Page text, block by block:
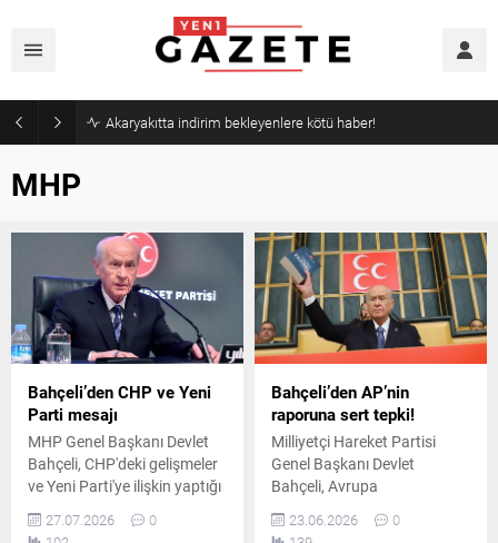
Akaryakıtta indirim bekleyenlere kötü haber!
MHP
Bahçeli’den CHP ve Yeni
Parti mesajı
MHP Genel Başkanı Devlet
Bahçeli, CHP'deki gelişmeler
ve Yeni Parti'ye ilişkin yaptığı
toplumsal huzuru
27.07.2026
0
Bahçeli’den AP’nin
raporuna sert tepki!
Milliyetçi Hareket Partisi
Genel Başkanı Devlet
Bahçeli, Avrupa
Türkiye raporuna sert tepki
23.06.2026
0